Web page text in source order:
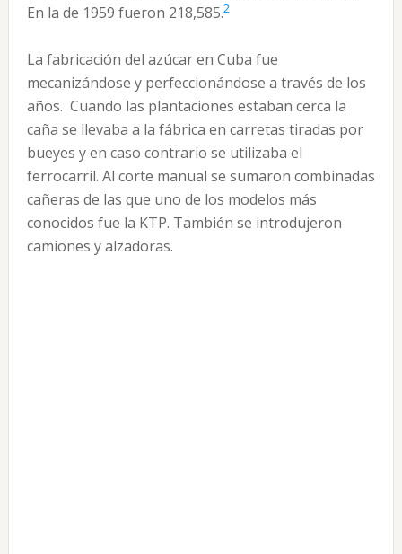
En la de 1959 fueron 218,585.2
La fabricación del azúcar en Cuba fue
mecanizándose y perfeccionándose a través de los
años. Cuando las plantaciones estaban cerca la
caña se llevaba a la fábrica en carretas tiradas por
bueyes y en caso contrario se utilizaba el
ferrocarril. Al corte manual se sumaron combinadas
cañeras de las que uno de los modelos más
conocidos fue la KTP. También se introdujeron
camiones y alzadoras.